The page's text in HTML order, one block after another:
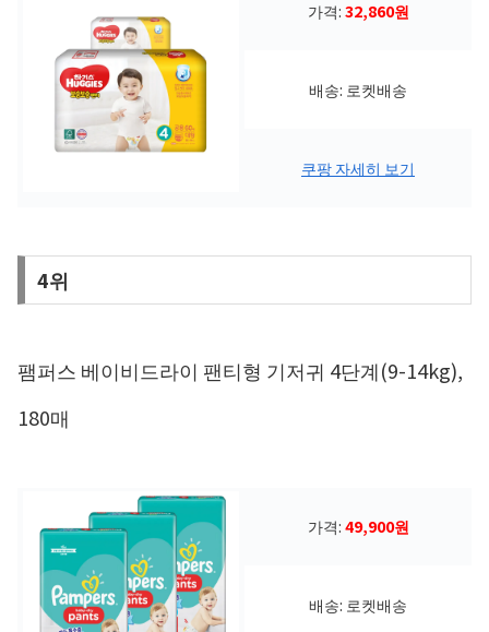
가격:32,860원
배송: 로켓배송
쿠팡 자세히 보기
4위
팸퍼스 베이비드라이 팬티형 기저귀 4단계(9-14kg),
180매
가격:49,900원
배송: 로켓배송